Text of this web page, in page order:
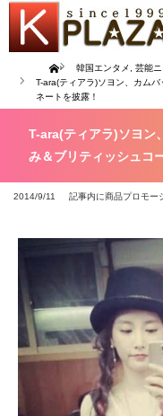
Home 韓国エンタメ
芸能ニ
T-ara(ティアラ)ソヨン、カム
ネートを披露！
T-ara(ティアラ)ソヨン
み＆ブリティッシュコ
2014/9/11 記事内に商品プロモー